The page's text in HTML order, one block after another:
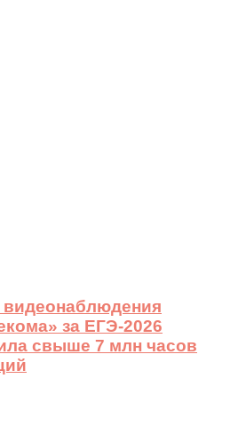
за ЕГЭ-2026
свыше 7 млн часов